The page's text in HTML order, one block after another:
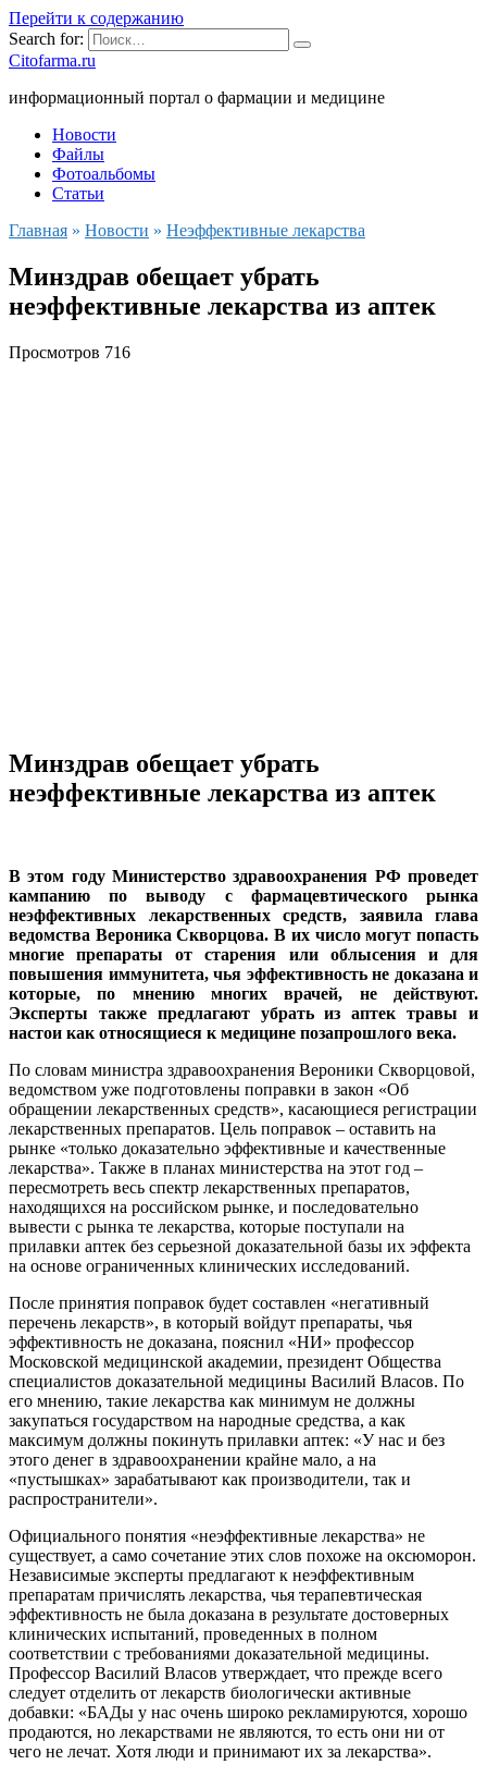
Перейти к содержанию
Search for:
Citofarma.ru
информационный портал о фармации и медицине
Новости
Файлы
Фотоальбомы
Статьи
Главная » Новости » Неэффективные лекарства
Минздрав обещает убрать
неэффективные лекарства из аптек
Просмотров 716
Минздрав обещает убрать
неэффективные лекарства из аптек
В этом году Министерство здравоохранения РФ проведет
кампанию по выводу с фармацевтического рынка
неэффективных лекарственных средств, заявила глава
ведомства Вероника Скворцова. В их число могут попасть
многие препараты от старения или облысения и для
повышения иммунитета, чья эффективность не доказана и
которые, по мнению многих врачей, не действуют.
Эксперты также предлагают убрать из аптек травы и
настои как относящиеся к медицине позапрошлого века.
По словам министра здравоохранения Вероники Скворцовой,
ведомством уже подготовлены поправки в закон «Об
обращении лекарственных средств», касающиеся регистрации
лекарственных препаратов. Цель поправок – оставить на
рынке «только доказательно эффективные и качественные
лекарства». Также в планах министерства на этот год –
пересмотреть весь спектр лекарственных препаратов,
находящихся на российском рынке, и последовательно
вывести с рынка те лекарства, которые поступали на
прилавки аптек без серьезной доказательной базы их эффекта
на основе ограниченных клинических исследований.
После принятия поправок будет составлен «негативный
перечень лекарств», в который войдут препараты, чья
эффективность не доказана, пояснил «НИ» профессор
Московской медицинской академии, президент Общества
специалистов доказательной медицины Василий Власов. По
его мнению, такие лекарства как минимум не должны
закупаться государством на народные средства, а как
максимум должны покинуть прилавки аптек: «У нас и без
этого денег в здравоохранении крайне мало, а на
«пустышках» зарабатывают как производители, так и
распространители».
Официального понятия «неэффективные лекарства» не
существует, а само сочетание этих слов похоже на оксюморон.
Независимые эксперты предлагают к неэффективным
препаратам причислять лекарства, чья терапевтическая
эффективность не была доказана в результате достоверных
клинических испытаний, проведенных в полном
соответствии с требованиями доказательной медицины.
Профессор Василий Власов утверждает, что прежде всего
следует отделить от лекарств биологически активные
добавки: «БАДы у нас очень широко рекламируются, хорошо
продаются, но лекарствами не являются, то есть они ни от
чего не лечат. Хотя люди и принимают их за лекарства».